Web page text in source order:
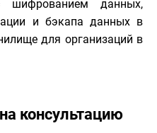
шифрованием данных,
и бэкапа данных в
для организаций в
консультацию